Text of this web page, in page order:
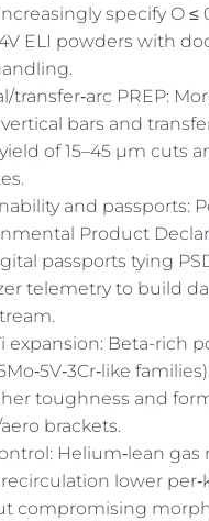
specify O ≤
ELI powders with
transfer‑arc PREP:
bars and
of 15–45 µm cuts
and passports:
Product
passports tying
telemetry to build
expansion: Beta-rich
toughness and
brackets.
Helium‑lean gas
lower
compromising